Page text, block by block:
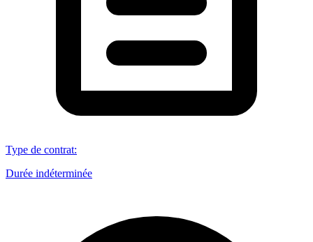
Type de contrat:
Durée indéterminée